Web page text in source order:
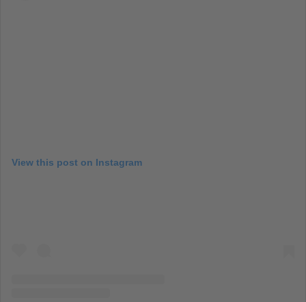
View this post on Instagram